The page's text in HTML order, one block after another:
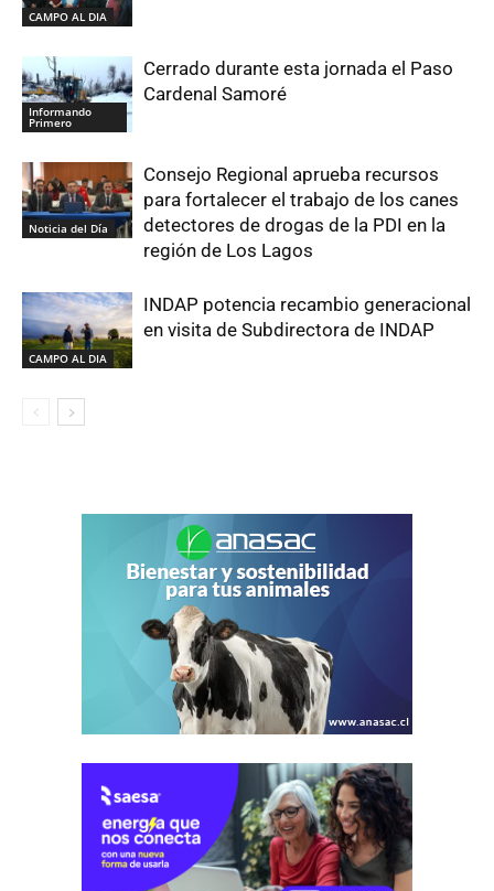
CAMPO AL DIA
Informando
Primero
Cerrado durante esta jornada el Paso
Cardenal Samoré
Noticia del Día
Consejo Regional aprueba recursos
para fortalecer el trabajo de los canes
detectores de drogas de la PDI en la
región de Los Lagos
CAMPO AL DIA
INDAP potencia recambio generacional
en visita de Subdirectora de INDAP